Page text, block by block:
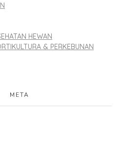
HEWAN
& PERKEBUNAN
META